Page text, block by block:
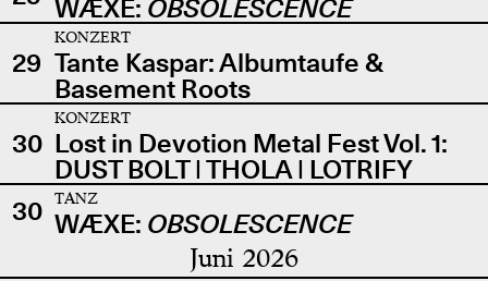
WÆXE: OBSOLESCENCE
29
KONZERT
Tante Kaspar: Albumtaufe &
Basement Roots
30
KONZERT
Lost in Devotion Metal Fest Vol. 1:
DUST BOLT | THOLA | LOTRIFY
30
TANZ
WÆXE: OBSOLESCENCE
Juni 2026